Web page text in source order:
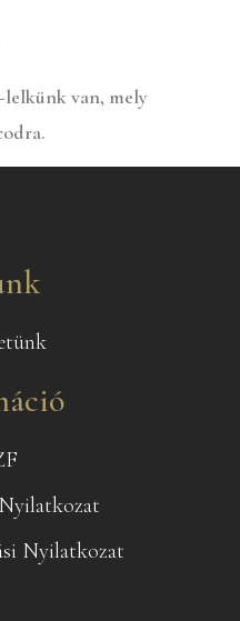
van, mely
Nyilatkozat